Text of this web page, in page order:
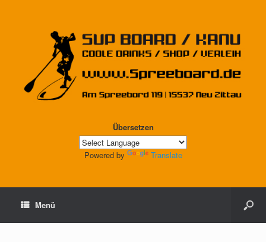
Übersetzen
Powered by Translate
Menü